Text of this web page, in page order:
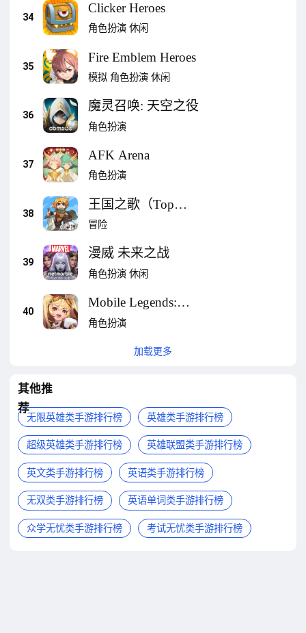
34
Clicker Heroes
角色扮演 休闲
35
Fire Emblem Heroes
模拟 角色扮演 休闲
36
魔灵召唤: 天空之役
角色扮演
37
AFK Arena
角色扮演
38
王国之歌（Top
Heroes）
冒险
39
漫威 未来之战
角色扮演 休闲
40
Mobile Legends:
Adventure
角色扮演
加载更多
其他推
荐
无限英雄类手游排行榜 英雄类手游排行榜
超级英雄类手游排行榜 英雄联盟类手游排行榜
英文类手游排行榜 英语类手游排行榜
无双类手游排行榜 英语单词类手游排行榜
众学无忧类手游排行榜 考试无忧类手游排行榜